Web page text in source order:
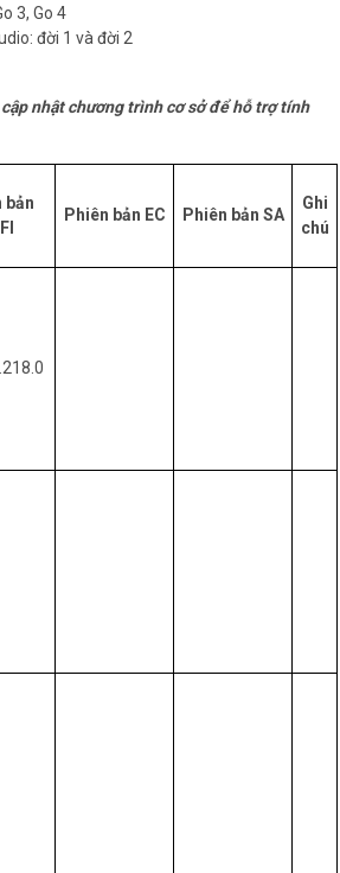
3, Go 4
đời 1 và đời 2
nhật chương trình cơ sở để hỗ trợ tính
bản
Phiên bản EC Phiên bản SA
Ghi
chú